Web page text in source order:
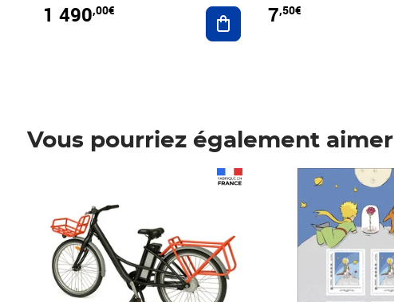
1 490,00€ Ajouter au panier
7,50€
Vous pourriez également aimer
Prix 7,50€